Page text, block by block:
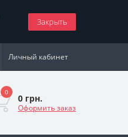
Закрыть
Личный кабинет
0
0 грн.
Оформить заказ